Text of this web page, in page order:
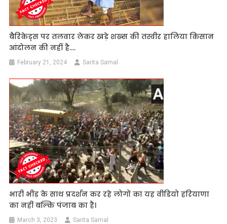
बैरिकेड्स पर तलवार लेकर खड़े शख्स की तस्वीर हालिया किसान
आंदोलन की नहीं है….
February 21, 2024 Sarita Samal
भारी भीड़ के साथ प्रदर्शन कर रहे लोगों का यह वीडियो हरियाणा
का नहीं बल्कि पंजाब का है।
March 3, 2023 Sarita Samal